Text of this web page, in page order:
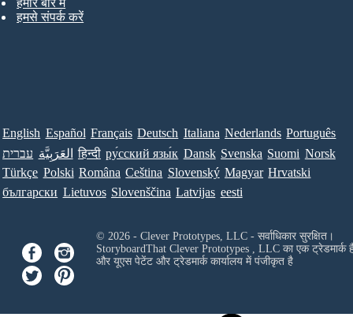
हमारे बारे में
हमसे संपर्क करें
English Español Français Deutsch Italiana Nederlands Português
עברית العَرَبِيَّة हिन्दी ру́сский язы́к Dansk Svenska Suomi Norsk
Türkçe Polski Româna Ceština Slovenský Magyar Hrvatski
български Lietuvos Slovenščina Latvijas eesti
© 2026 - Clever Prototypes, LLC - सर्वाधिकार सुरक्षित।
StoryboardThat Clever Prototypes , LLCका एक ट्रेडमार्क
और यूएस पेटेंट और ट्रेडमार्क कार्यालय में पंजीकृत है